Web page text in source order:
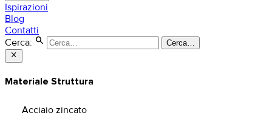
Ispirazioni
Blog
Contatti
Cerca: search Cerca…
close
Materiale Struttura
Acciaio zincato